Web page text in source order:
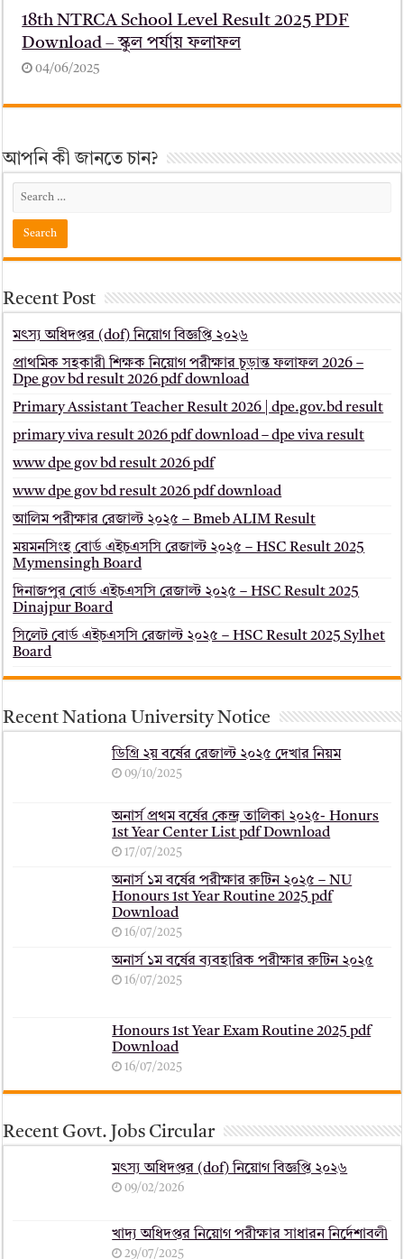
18th NTRCA School Level Result 2025 PDF
Download – স্কুল পর্যায় ফলাফল
04/06/2025
আপনি কী জানতে চান?
Recent Post
মৎস্য অধিদপ্তর (dof) নিয়োগ বিজ্ঞপ্তি ২০২৬
প্রাথমিক সহকারী শিক্ষক নিয়োগ পরীক্ষার চূড়ান্ত ফলাফল 2026 –
Dpe gov bd result 2026 pdf download
Primary Assistant Teacher Result 2026 | dpe.gov.bd result
primary viva result 2026 pdf download – dpe viva result
www dpe gov bd result 2026 pdf
www dpe gov bd result 2026 pdf download
আলিম পরীক্ষার রেজাল্ট ২০২৫ – Bmeb ALIM Result
ময়মনসিংহ বোর্ড এইচএসসি রেজাল্ট ২০২৫ – HSC Result 2025
Mymensingh Board
দিনাজপুর বোর্ড এইচএসসি রেজাল্ট ২০২৫ – HSC Result 2025
Dinajpur Board
সিলেট বোর্ড এইচএসসি রেজাল্ট ২০২৫ – HSC Result 2025 Sylhet
Board
Recent Nationa University Notice
ডিগ্রি ২য় বর্ষের রেজাল্ট ২০২৫ দেখার নিয়ম
09/10/2025
অনার্স প্রথম বর্ষের কেন্দ্র তালিকা ২০২৫- Honurs
1st Year Center List pdf Download
17/07/2025
অনার্স ১ম বর্ষের পরীক্ষার রুটিন ২০২৫ – NU
Honours 1st Year Routine 2025 pdf
Download
16/07/2025
অনার্স ১ম বর্ষের ব্যবহারিক পরীক্ষার ‍রুটিন ২০২৫
16/07/2025
Honours 1st Year Exam Routine 2025 pdf
Download
16/07/2025
Recent Govt. Jobs Circular
মৎস্য অধিদপ্তর (dof) নিয়োগ বিজ্ঞপ্তি ২০২৬
09/02/2026
খাদ্য অধিদপ্তর নিয়োগ পরীক্ষার সাধারন নির্দেশাবলী
29/07/2025